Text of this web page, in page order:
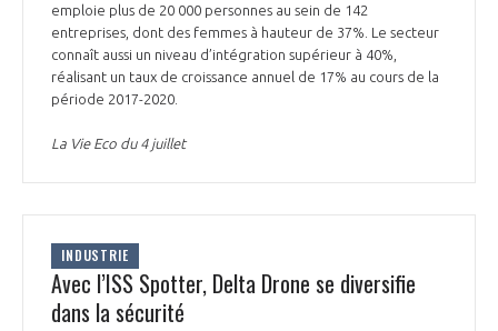
emploie plus de 20 000 personnes au sein de 142
entreprises, dont des femmes à hauteur de 37%. Le secteur
connaît aussi un niveau d’intégration supérieur à 40%,
réalisant un taux de croissance annuel de 17% au cours de la
période 2017-2020.
La Vie Eco du 4 juillet
INDUSTRIE
Avec l’ISS Spotter, Delta Drone se diversifie
dans la sécurité